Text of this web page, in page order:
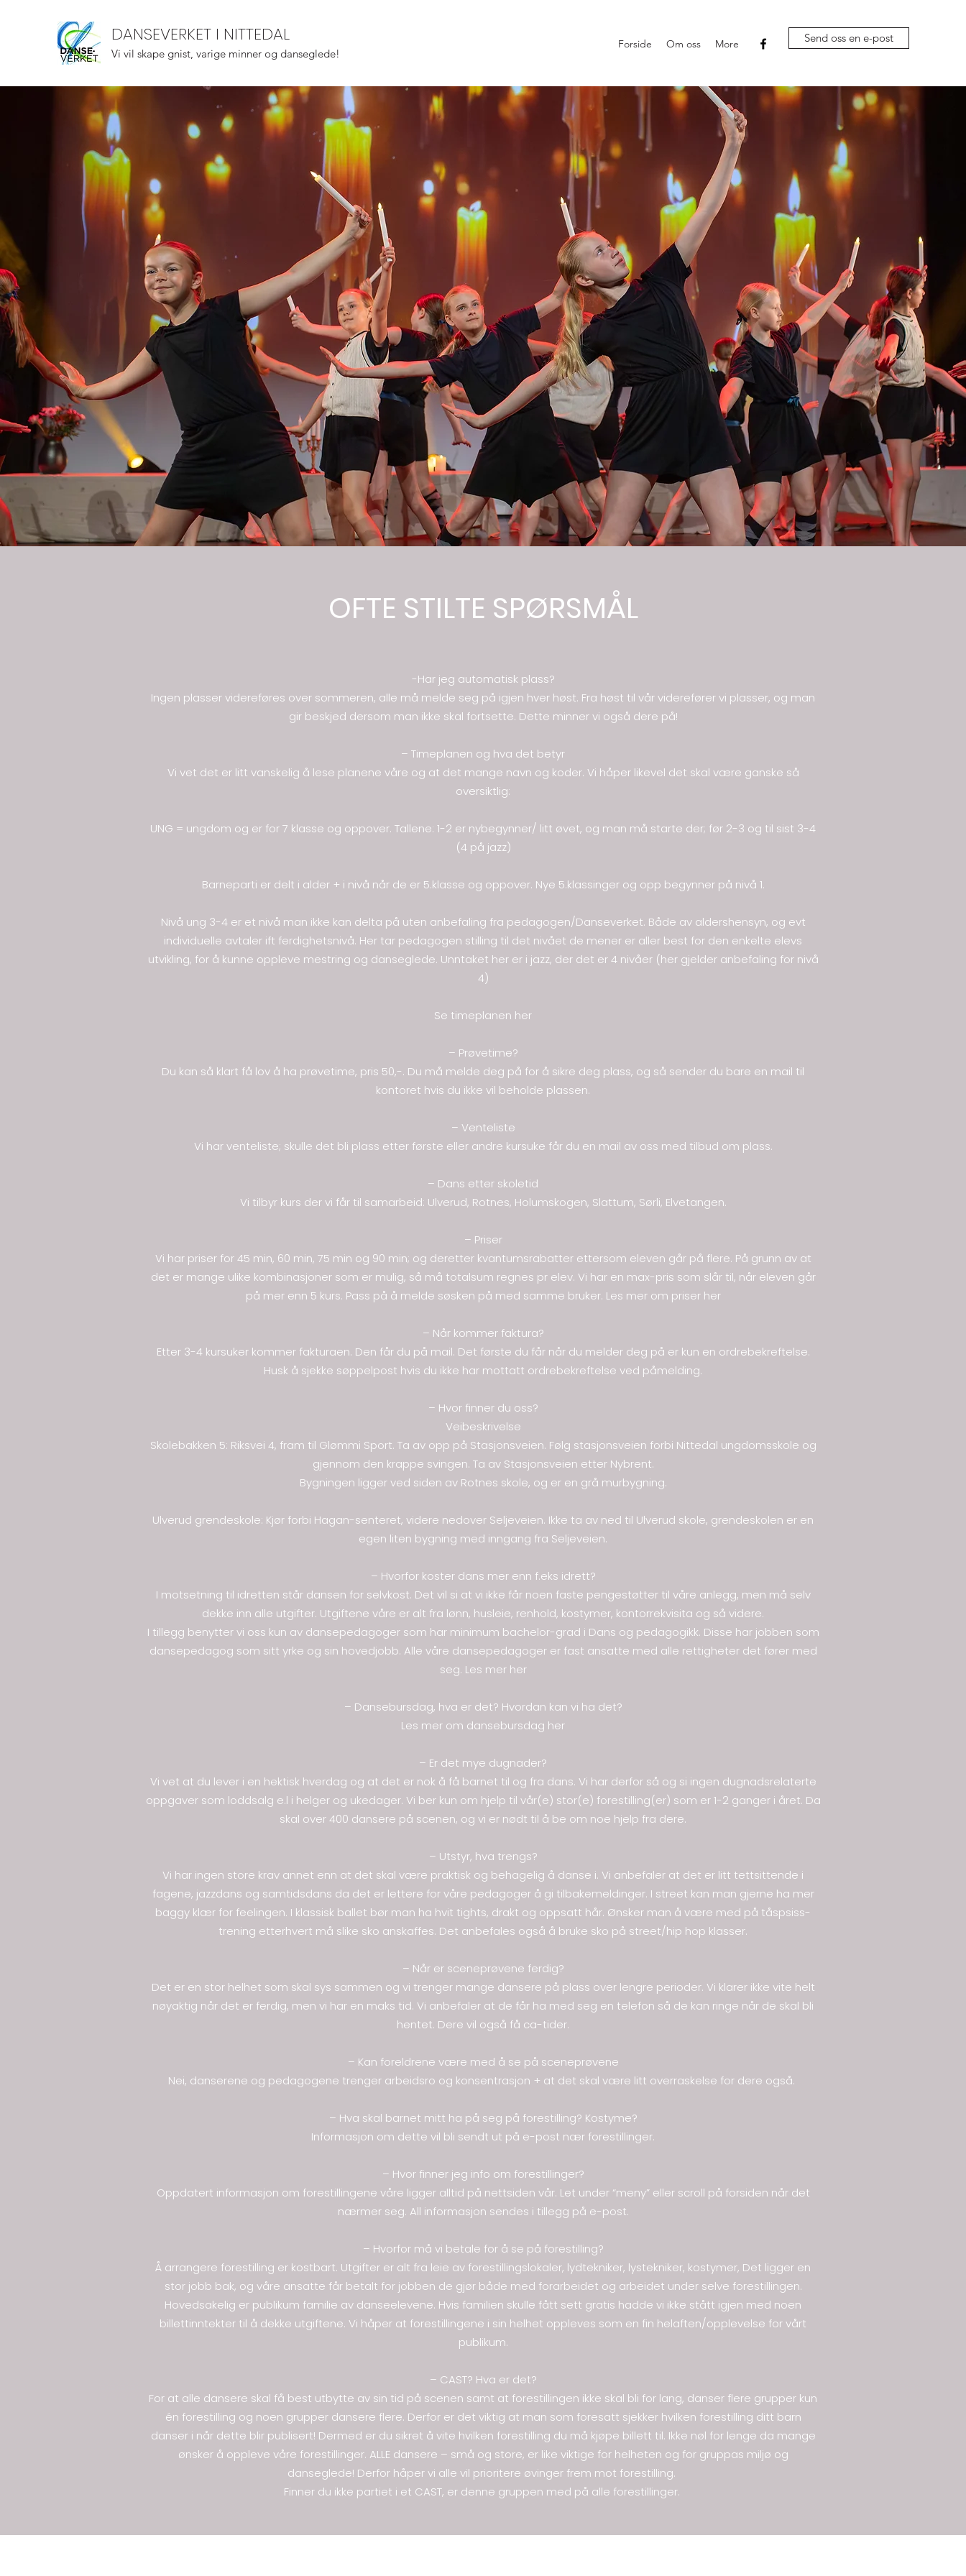
DANSEVERKET I NITTEDAL
Vi vil skape gnist, varige minner og danseglede!
Forside Om oss More Send oss en e-post
OFTE STILTE SPØRSMÅL
-Har jeg automatisk plass?
Ingen plasser videreføres over sommeren, alle må melde seg på igjen hver høst. Fra høst til vår viderefører vi plasser, og man
gir beskjed dersom man ikke skal fortsette. Dette minner vi også dere på!
– Timeplanen og hva det betyr
Vi vet det er litt vanskelig å lese planene våre og at det mange navn og koder. Vi håper likevel det skal være ganske så
oversiktlig:
UNG = ungdom og er for 7 klasse og oppover. Tallene: 1-2 er nybegynner/ litt øvet, og man må starte der; før 2-3 og til sist 3-4
(4 på jazz)
Barneparti er delt i alder + i nivå når de er 5.klasse og oppover. Nye 5.klassinger og opp begynner på nivå 1.
Nivå ung 3-4 er et nivå man ikke kan delta på uten anbefaling fra pedagogen/Danseverket. Både av aldershensyn, og evt
individuelle avtaler ift ferdighetsnivå. Her tar pedagogen stilling til det nivået de mener er aller best for den enkelte elevs
utvikling, for å kunne oppleve mestring og danseglede. Unntaket her er i jazz, der det er 4 nivåer (her gjelder anbefaling for nivå
4)
Se timeplanen her
– Prøvetime?
Du kan så klart få lov å ha prøvetime, pris 50,-. Du må melde deg på for å sikre deg plass, og så sender du bare en mail til
kontoret hvis du ikke vil beholde plassen.
– Venteliste
Vi har venteliste; skulle det bli plass etter første eller andre kursuke får du en mail av oss med tilbud om plass.
– Dans etter skoletid
Vi tilbyr kurs der vi får til samarbeid: Ulverud, Rotnes, Holumskogen, Slattum, Sørli, Elvetangen.
– Priser
Vi har priser for 45 min, 60 min, 75 min og 90 min; og deretter kvantumsrabatter ettersom eleven går på flere. På grunn av at
det er mange ulike kombinasjoner som er mulig, så må totalsum regnes pr elev. Vi har en max-pris som slår til, når eleven går
på mer enn 5 kurs. Pass på å melde søsken på med samme bruker. Les mer om priser her
– Når kommer faktura?
Etter 3-4 kursuker kommer fakturaen. Den får du på mail. Det første du får når du melder deg på er kun en ordrebekreftelse.
Husk å sjekke søppelpost hvis du ikke har mottatt ordrebekreftelse ved påmelding.
– Hvor finner du oss?
Veibeskrivelse
Skolebakken 5: Riksvei 4, fram til Glømmi Sport. Ta av opp på Stasjonsveien. Følg stasjonsveien forbi Nittedal ungdomsskole og
gjennom den krappe svingen. Ta av Stasjonsveien etter Nybrent.
Bygningen ligger ved siden av Rotnes skole, og er en grå murbygning.
Ulverud grendeskole: Kjør forbi Hagan-senteret, videre nedover Seljeveien. Ikke ta av ned til Ulverud skole, grendeskolen er en
egen liten bygning med inngang fra Seljeveien.
– Hvorfor koster dans mer enn f.eks idrett?
I motsetning til idretten står dansen for selvkost. Det vil si at vi ikke får noen faste pengestøtter til våre anlegg, men må selv
dekke inn alle utgifter. Utgiftene våre er alt fra lønn, husleie, renhold, kostymer, kontorrekvisita og så videre.
I tillegg benytter vi oss kun av dansepedagoger som har minimum bachelor-grad i Dans og pedagogikk. Disse har jobben som
dansepedagog som sitt yrke og sin hovedjobb. Alle våre dansepedagoger er fast ansatte med alle rettigheter det fører med
seg. Les mer her
– Dansebursdag, hva er det? Hvordan kan vi ha det?
Les mer om dansebursdag her
– Er det mye dugnader?
Vi vet at du lever i en hektisk hverdag og at det er nok å få barnet til og fra dans. Vi har derfor så og si ingen dugnadsrelaterte
oppgaver som loddsalg e.l i helger og ukedager. Vi ber kun om hjelp til vår(e) stor(e) forestilling(er) som er 1-2 ganger i året. Da
skal over 400 dansere på scenen, og vi er nødt til å be om noe hjelp fra dere.
– Utstyr, hva trengs?
Vi har ingen store krav annet enn at det skal være praktisk og behagelig å danse i. Vi anbefaler at det er litt tettsittende i
fagene, jazzdans og samtidsdans da det er lettere for våre pedagoger å gi tilbakemeldinger. I street kan man gjerne ha mer
baggy klær for feelingen. I klassisk ballet bør man ha hvit tights, drakt og oppsatt hår. Ønsker man å være med på tåspsiss-
trening etterhvert må slike sko anskaffes. Det anbefales også å bruke sko på street/hip hop klasser.
– Når er sceneprøvene ferdig?
Det er en stor helhet som skal sys sammen og vi trenger mange dansere på plass over lengre perioder. Vi klarer ikke vite helt
nøyaktig når det er ferdig, men vi har en maks tid. Vi anbefaler at de får ha med seg en telefon så de kan ringe når de skal bli
hentet. Dere vil også få ca-tider.
– Kan foreldrene være med å se på sceneprøvene
Nei, danserene og pedagogene trenger arbeidsro og konsentrasjon + at det skal være litt overraskelse for dere også.
– Hva skal barnet mitt ha på seg på forestilling? Kostyme?
Informasjon om dette vil bli sendt ut på e-post nær forestillinger.
– Hvor finner jeg info om forestillinger?
Oppdatert informasjon om forestillingene våre ligger alltid på nettsiden vår. Let under “meny” eller scroll på forsiden når det
nærmer seg. All informasjon sendes i tillegg på e-post.
– Hvorfor må vi betale for å se på forestilling?
Å arrangere forestilling er kostbart. Utgifter er alt fra leie av forestillingslokaler, lydtekniker, lystekniker, kostymer, Det ligger en
stor jobb bak, og våre ansatte får betalt for jobben de gjør både med forarbeidet og arbeidet under selve forestillingen.
Hovedsakelig er publikum familie av danseelevene. Hvis familien skulle fått sett gratis hadde vi ikke stått igjen med noen
billettinntekter til å dekke utgiftene. Vi håper at forestillingene i sin helhet oppleves som en fin helaften/opplevelse for vårt
publikum.
– CAST? Hva er det?
For at alle dansere skal få best utbytte av sin tid på scenen samt at forestillingen ikke skal bli for lang, danser flere grupper kun
én forestilling og noen grupper dansere flere. Derfor er det viktig at man som foresatt sjekker hvilken forestilling ditt barn
danser i når dette blir publisert! Dermed er du sikret å vite hvilken forestilling du må kjøpe billett til. Ikke nøl for lenge da mange
ønsker å oppleve våre forestillinger. ALLE dansere – små og store, er like viktige for helheten og for gruppas miljø og
danseglede! Derfor håper vi alle vil prioritere øvinger frem mot forestilling.
Finner du ikke partiet i et CAST, er denne gruppen med på alle forestillinger.